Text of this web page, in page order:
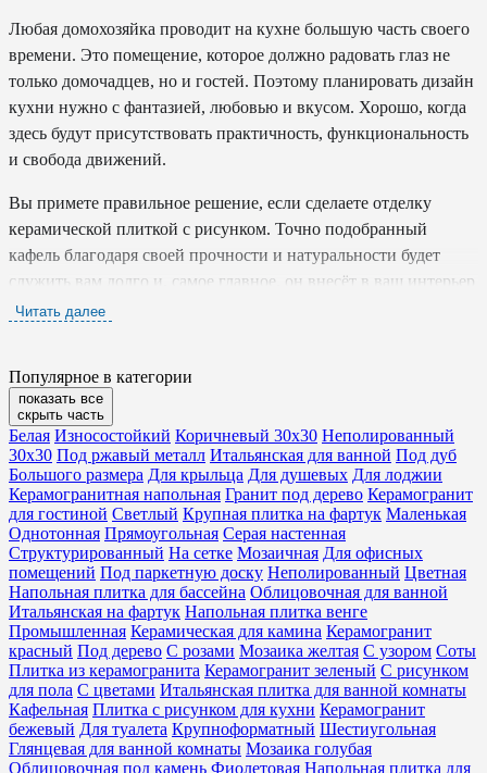
Любая домохозяйка проводит на кухне большую часть своего
времени. Это помещение, которое должно радовать глаз не
только домочадцев, но и гостей. Поэтому планировать дизайн
кухни нужно с фантазией, любовью и вкусом. Хорошо, когда
здесь будут присутствовать практичность, функциональность
и свобода движений.
Вы примете правильное решение, если сделаете отделку
керамической плиткой с рисунком. Точно подобранный
кафель благодаря своей прочности и натуральности будет
служить вам долго и, самое главное, он внесёт в ваш интерьер
индивидуальность. Но для этого вам следует запомнить
поверхность плитки с рисунком для кухни должна быть
максимально твёрдой и предельно ровной, особенно
если это покрытие для стен, а вот для пола лучше
подойдёт шероховатая поверхность;
на светлом покрытии больше видна грязь, а на тёмном
сильнее видны трещины, а вот мозаика потребует
значительного опыта укладки;
концентрируйте своё внимание на показателе
влагостойкости.
Конечно, вы можете использовать различный материал при
оформлении кухни, но мы вам советуем не увлекаться
декоративной отделкой, так как при регулярном мытье её
элементы могут пострадать.
Приобретайте модные тренды плитки с рисунком для кухни
Читать далее
Популярное в категории
показать все
скрыть часть
Белая Износостойкий Коричневый 30x30 Неполированный
30x30 Под ржавый металл Итальянская для ванной Под дуб
Большого размера Для крыльца Для душевых Для лоджии
Керамогранитная напольная Гранит под дерево Керамогранит
для гостиной Светлый Крупная плитка на фартук Маленькая
Однотонная Прямоугольная Серая настенная
Структурированный На сетке Мозаичная Для офисных
помещений Под паркетную доску Неполированный Цветная
Напольная плитка для бассейна Облицовочная для ванной
Итальянская на фартук Напольная плитка венге
Промышленная Керамическая для камина Керамогранит
красный Под дерево С розами Мозаика желтая С узором Соты
Плитка из керамогранита Керамогранит зеленый С рисунком
для пола С цветами Итальянская плитка для ванной комнаты
Кафельная Плитка с рисунком для кухни Керамогранит
бежевый Для туалета Крупноформатный Шестиугольная
Глянцевая для ванной комнаты Мозаика голубая
Облицовочная под камень Фиолетовая Напольная плитка для